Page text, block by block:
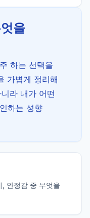
을
하는 선택을
가볍게 정리해
라 내가 어떤
하는 성향
안정감 중 무엇을